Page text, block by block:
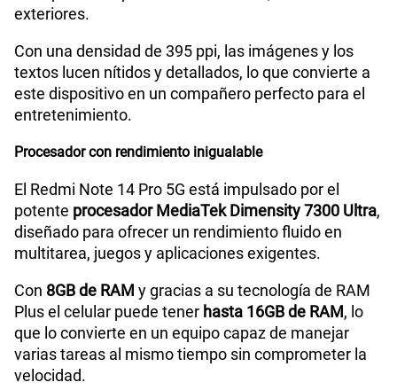
exteriores.
Con una densidad de 395 ppi, las imágenes y los
textos lucen nítidos y detallados, lo que convierte a
este dispositivo en un compañero perfecto para el
entretenimiento.
Procesador con rendimiento inigualable
El Redmi Note 14 Pro 5G está impulsado por el
potente procesador MediaTek Dimensity 7300 Ultra,
diseñado para ofrecer un rendimiento fluido en
multitarea, juegos y aplicaciones exigentes.
Con 8GB de RAM y gracias a su tecnología de RAM
Plus el celular puede tener hasta 16GB de RAM, lo
que lo convierte en un equipo capaz de manejar
varias tareas al mismo tiempo sin comprometer la
velocidad.